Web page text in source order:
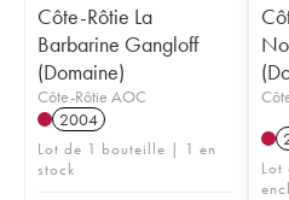
Côte-Rôtie La
Barbarine Gangloff
(Domaine)
Côte-Rôtie AOC
2004
Lot de 1 bouteille | 1 en
stock